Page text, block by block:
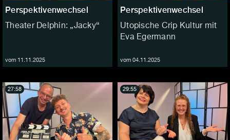
Perspektivenwechsel
Theater Delphin: „Jacky“
vom 11.11.2025
Perspektivenwechsel
Utopische Crip Kultur mit
Eva Egermann
vom 04.11.2025
27:58 29:55